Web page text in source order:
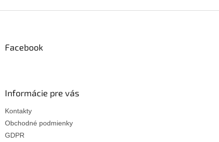
Facebook
Informácie pre vás
Kontakty
Obchodné podmienky
GDPR